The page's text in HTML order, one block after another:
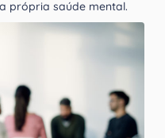
própria saúde mental.